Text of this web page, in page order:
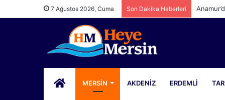
7 Ağustos 2026, Cuma Son Dakika Haberleri
PORTALMERSIN AKDENIZ ERDEMLI